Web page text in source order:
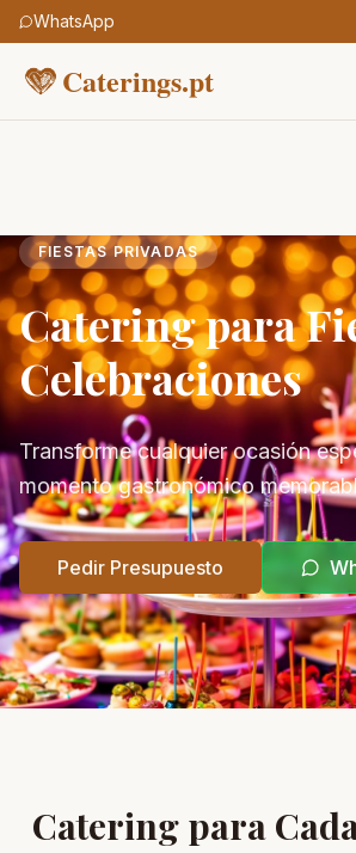
WhatsApp
Caterings.pt
FIESTAS PRIVADAS
Catering para
Celebraciones
Transforme cualquier ocasión
momento gastronómico
Pedir Presupuesto
Catering para